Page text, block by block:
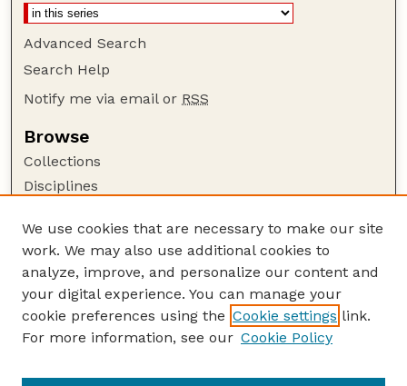
Advanced Search
Search Help
Notify me via email or RSS
Browse
Collections
Disciplines
Author Corner
Author FAQ
Guide to Submitting
Submit your paper or article
USDA WS: Staff Publications Website
We use cookies that are necessary to make our site
work. We may also use additional cookies to
analyze, improve, and personalize our content and
your digital experience. You can manage your
cookie preferences using the Cookie settings link.
For more information, see our Cookie Policy